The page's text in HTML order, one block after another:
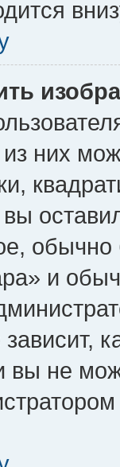
них
и
вы не